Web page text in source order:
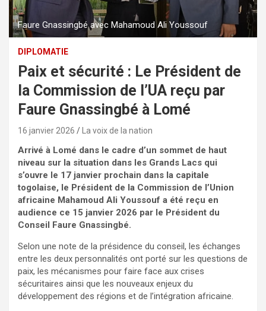
Faure Gnassingbé avec Mahamoud Ali Youssouf
DIPLOMATIE
Paix et sécurité : Le Président de
la Commission de l’UA reçu par
Faure Gnassingbé à Lomé
16 janvier 2026 La voix de la nation
Arrivé à Lomé dans le cadre d’un sommet de haut
niveau sur la situation dans les Grands Lacs qui
s’ouvre le 17 janvier prochain dans la capitale
togolaise, le Président de la Commission de l’Union
africaine Mahamoud Ali Youssouf a été reçu en
audience ce 15 janvier 2026 par le Président du
Conseil Faure Gnassingbé.
Selon une note de la présidence du conseil, les échanges
entre les deux personnalités ont porté sur les questions de
paix, les mécanismes pour faire face aux crises
sécuritaires ainsi que les nouveaux enjeux du
développement des régions et de l’intégration africaine.